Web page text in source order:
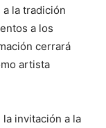
a la tradición
a los
cerrará
artista
invitación a la